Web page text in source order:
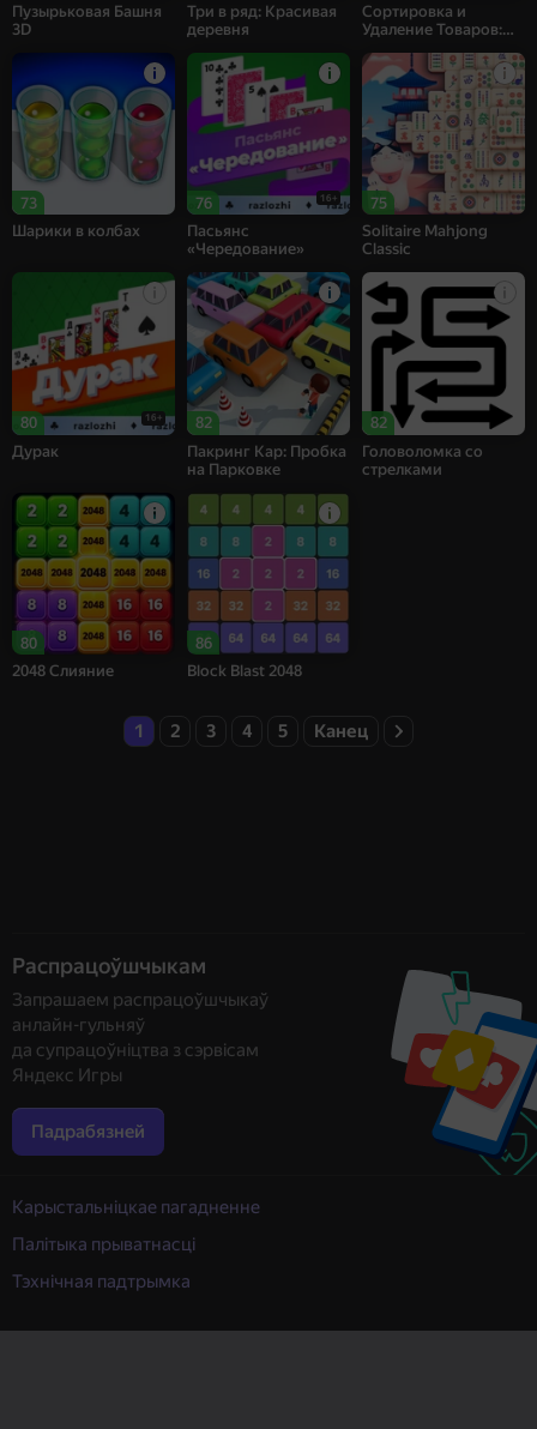
Пузырьковая Башня
3D
Три в ряд: Красивая
деревня
Сортировка и
Удаление Товаров:
73
Шарики в колбах
76 16+
Пасьянс
«Чередование»
75
Solitaire Mahjong
Classic
80 16+
Дурак
82
Пакринг Кар: Пробка
на Парковке
82
Головоломка со
стрелками
80
2048 Слияние
86
Block Blast 2048
1 2 3 4 5 Канец
Распрацоўшчыкам
Запрашаем распрацоўшчыкаў
анлайн-гульняў
да супрацоўніцтва з сэрвісам
Яндекс Игры
Падрабязней
Карыстальніцкае пагадненне
Палітыка прыватнасці
Тэхнічная падтрымка